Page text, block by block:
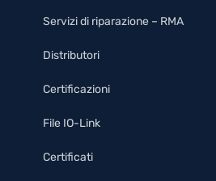
Servizi di riparazione – RMA
Distributori
Certificazioni
File IO-Link
Certificati